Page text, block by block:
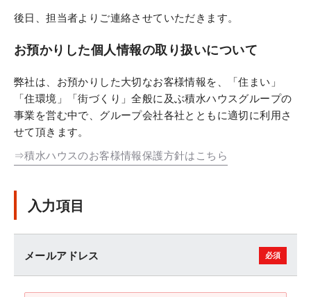
後日、担当者よりご連絡させていただきます。
お預かりした個人情報の取り扱いについて
弊社は、お預かりした大切なお客様情報を、「住まい」
「住環境」「街づくり」全般に及ぶ積水ハウスグループの
事業を営む中で、グループ会社各社とともに適切に利用さ
せて頂きます。
⇒積水ハウスのお客様情報保護方針はこちら
入力項目
メールアドレス